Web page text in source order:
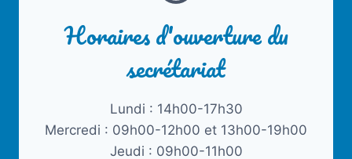
Horaires d'ouverture du
secrétariat
Lundi : 14h00-17h30
Mercredi : 09h00-12h00 et 13h00-19h00
Jeudi : 09h00-11h00